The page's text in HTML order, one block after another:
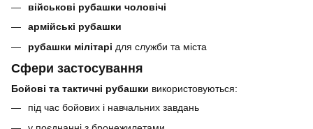
військові рубашки чоловічі
армійські рубашки
рубашки мілітарі для служби та міста
Сфери застосування
Бойові та тактичні рубашки використовуються:
під час бойових і навчальних завдань